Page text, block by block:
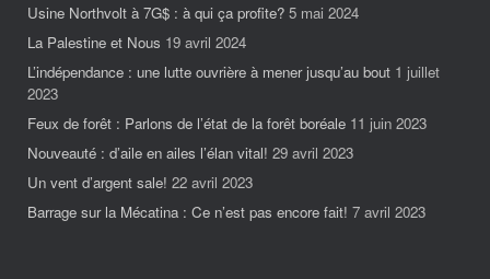
Usine Northvolt à 7G$ : à qui ça profite? 5 mai 2024
La Palestine et Nous 19 avril 2024
L’indépendance : une lutte ouvrière à mener jusqu’au bout 1 juillet
2023
Feux de forêt : Parlons de l’état de la forêt boréale 11 juin 2023
Nouveauté : d’aile en ailes l’élan vital! 29 avril 2023
Un vent d’argent sale! 22 avril 2023
Barrage sur la Mécatina : Ce n’est pas encore fait! 7 avril 2023